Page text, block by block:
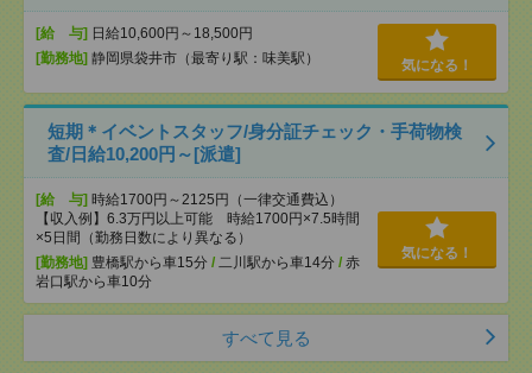
[給 与] 日給10,600円～18,500円
[勤務地] 静岡県袋井市（最寄り駅：味美駅） 気になる！
短期＊イベントスタッフ/身分証チェック・手荷物検
査/日給10,200円～[派遣]
[給 与] 時給1700円～2125円（一律交通費込）
【収入例】6.3万円以上可能 時給1700円×7.5時間
×5日間（勤務日数により異なる）
[勤務地] 豊橋駅から車15分 / 二川駅から車14分 / 赤
岩口駅から車10分
気になる！
すべて見る